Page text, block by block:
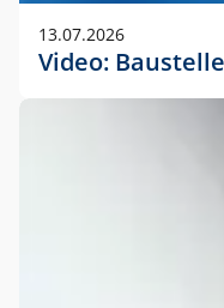
13.07.2026
Video: